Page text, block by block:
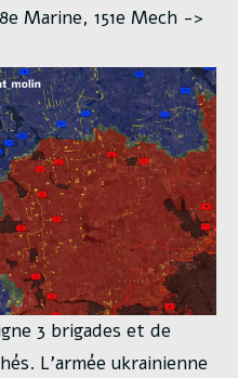
Marine, 151e Mech ->
3 brigades et de
L’armée ukrainienne